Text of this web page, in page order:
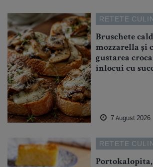
RETETE
Bruschete
mozzarella și
gustarea
înlocui cu
7 August 2026
RETETE